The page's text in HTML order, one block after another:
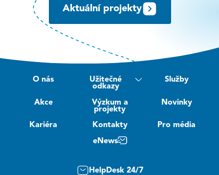
Aktuální projekty
O nás
Užitečné
odkazy
Služby
Akce
Výzkum a
projekty
Novinky
Kariéra Kontakty Pro média
eNews
HelpDesk 24/7